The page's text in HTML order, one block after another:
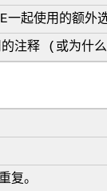
一起使用的额外
注释 (或为什
复。